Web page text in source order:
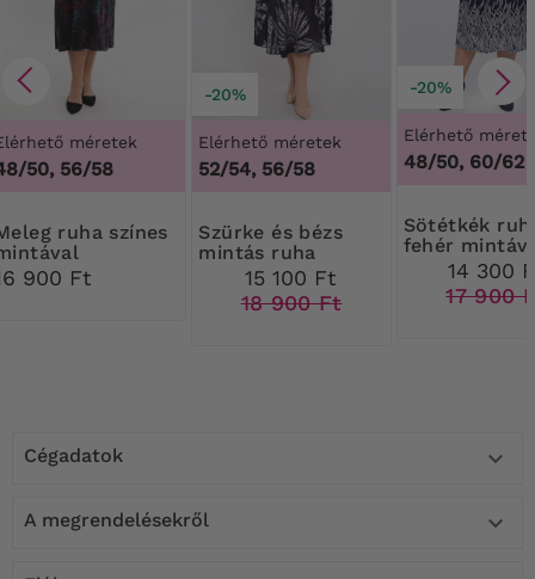
méretek
50, 56/58
színes
900 Ft
-20%
Elérhető méretek
52/54, 56/58
Szürke és bézs
mintás ruha
15 100 Ft
18 900 Ft
-20%
Elérhető
48/50, 60/62
Sötétkék ruha
fehér
14 300
17 900
Cégadatok 
A megrendelésekről 